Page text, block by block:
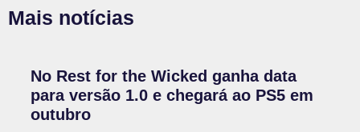
Mais notícias
No Rest for the Wicked ganha data
para versão 1.0 e chegará ao PS5 em
outubro